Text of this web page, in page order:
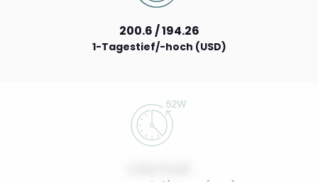
200.6 / 194.26
1-Tagestief/-hoch (USD)